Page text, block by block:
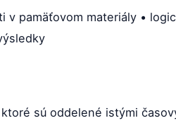
pamäťovom materiály •
sú oddelené istými